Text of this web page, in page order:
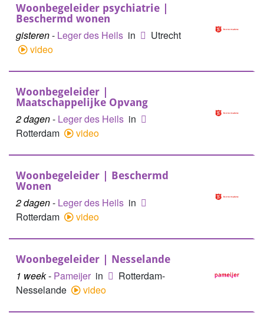
Woonbegeleider psychiatrie |
Beschermd wonen
gisteren- Leger des Heils in
Utrecht
video
Woonbegeleider |
Maatschappelijke Opvang
2 dagen- Leger des Heils in
Rotterdam
video
Woonbegeleider | Beschermd
Wonen
2 dagen- Leger des Heils in
Rotterdam
video
Woonbegeleider | Nesselande
1 week- Pameijer in
Rotterdam-
Nesselande
video